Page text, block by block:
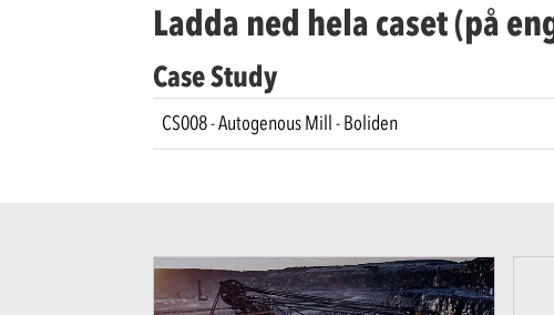
Ladda ned hela caset (på
Case Study
CS008 - Autogenous Mill - Boliden